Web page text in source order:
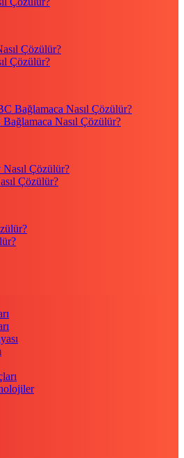
Çözülür?
Nasıl Çözülür?
Çözülür?